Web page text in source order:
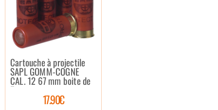
Cartouche à projectile
SAPL GOMM-COGNE
CAL. 12 67 mm boite de
5
17.90€